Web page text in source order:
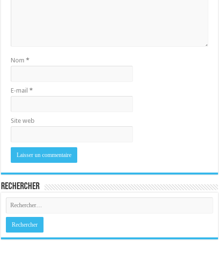
Nom*
E-mail*
Site web
Rechercher